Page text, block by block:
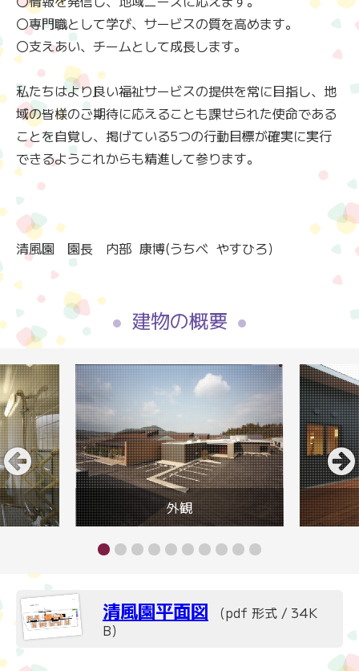
〇専門職として学び、サービスの質を高めます。
〇支えあい、チームとして成長します。
私たちはより良い福祉サービスの提供を常に目指し、地
域の皆様のご期待に応えることも課せられた使命である
ことを自覚し、掲げている5つの行動目標が確実に実行
できるようこれからも精進して参ります。
清風園 園長 内部 康博(うちべ やすひろ）
建物の概要
外観
清風園平面図 （pdf 形式 / 34K
B）